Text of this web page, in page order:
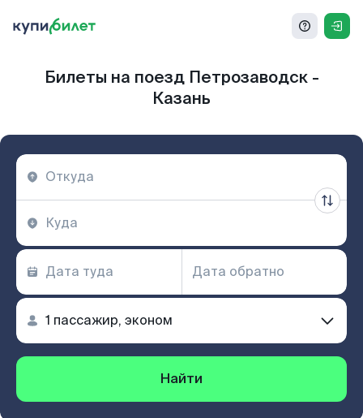
Билеты на поезд Петрозаводск -
Казань
Найти